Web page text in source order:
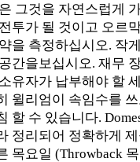
그것을 자연스럽게
투가 될 것이고 오르
을 측정하십시오. 작
간을보십시오. 재무
유자가 납부해야 할
윌리엄이 속임수를
할 수 있습니다.
정리되어 정확하게
목요일 (Throwback